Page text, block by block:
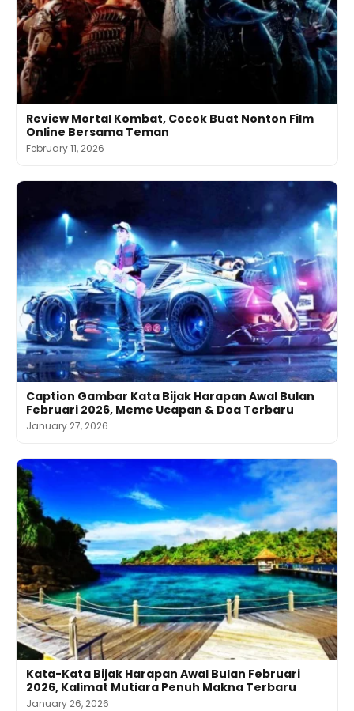
Review Mortal Kombat, Cocok Buat Nonton Film
Online Bersama Teman
February 11, 2026
Caption Gambar Kata Bijak Harapan Awal Bulan
Februari 2026, Meme Ucapan & Doa Terbaru
January 27, 2026
Kata-Kata Bijak Harapan Awal Bulan Februari
2026, Kalimat Mutiara Penuh Makna Terbaru
January 26, 2026